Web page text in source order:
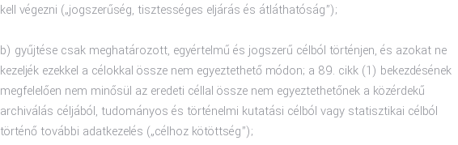
kell végezni („jogszerűség, tisztességes eljárás és átláthatóság”);
b) gyűjtése csak meghatározott, egyértelmű és jogszerű célból történjen, és azokat ne
kezeljék ezekkel a célokkal össze nem egyeztethető módon; a 89. cikk (1) bekezdésének
megfelelően nem minősül az eredeti céllal össze nem egyeztethetőnek a közérdekű
archiválás céljából, tudományos és történelmi kutatási célból vagy statisztikai célból
történő további adatkezelés („célhoz kötöttség”);